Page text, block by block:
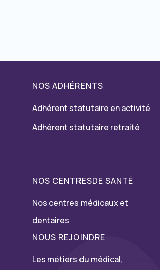
NOS ADHÉRENTS
Adhérent statutaire en activité
Adhérent statutaire retraité
NOS CENTRESDE SANTÉ
Nos centres médicaux et
dentaires
NOUS REJOINDRE
Les métiers du médical,